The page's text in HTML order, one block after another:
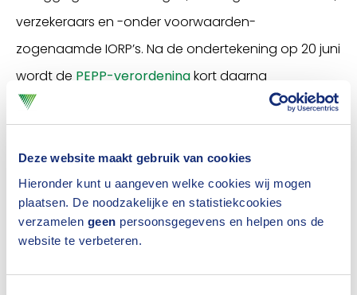
Deze website maakt gebruik van cookies
Hieronder kunt u aangeven welke cookies wij mogen
plaatsen. De noodzakelijke en statistiekcookies
verzamelen geen persoonsgegevens en helpen ons de
website te verbeteren.
verzekeraars en -onder voorwaarden-
zogenaamde IORP’s. Na de ondertekening op 20 juni
wordt de PEPP-verordeningkort daarna
gepubliceerd in het Publicatieblad van de Europese
Unie.
Lagere regelgeving
De verordening treedt in werking op de twintigste
dag na die publicatie, waarna de Europese